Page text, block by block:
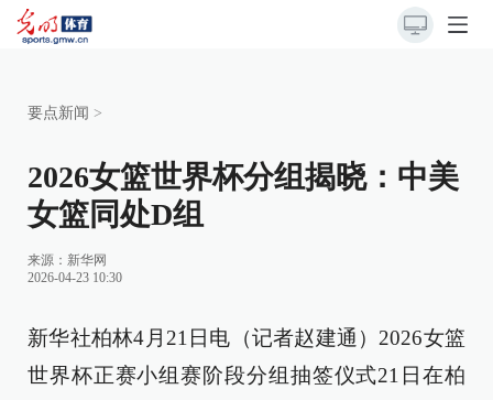
要点新闻 >
2026女篮世界杯分组揭晓：中美
女篮同处D组
来源： 新华网
2026-04-23 10:30
新华社柏林4月21日电（记者赵建通）2026女篮
世界杯正赛小组赛阶段分组抽签仪式21日在柏